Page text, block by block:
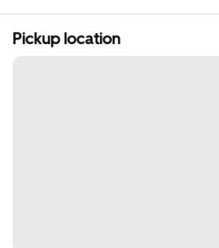
Pickup location